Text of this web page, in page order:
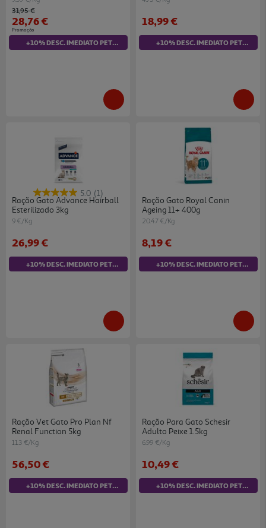
Price reduced from
31,95 €to
28,76 €
Promoção
+10% DESC. IMEDIATO PET CLUB
18,99 €
+10% DESC. IMEDIATO PET CLUB
5.0 (1)
Ração Gato Advance Hairball
Esterilizado 3kg
9 €/Kg
26,99 €
+10% DESC. IMEDIATO PET CLUB
Ração Gato Royal Canin
Ageing 11+ 400g
20.47 €/Kg
8,19 €
+10% DESC. IMEDIATO PET CLUB
Ração Vet Gato Pro Plan Nf
Renal Function 5kg
11.3 €/Kg
56,50 €
+10% DESC. IMEDIATO PET CLUB
Ração Para Gato Schesir
Adulto Peixe 1.5kg
6.99 €/Kg
10,49 €
+10% DESC. IMEDIATO PET CLUB